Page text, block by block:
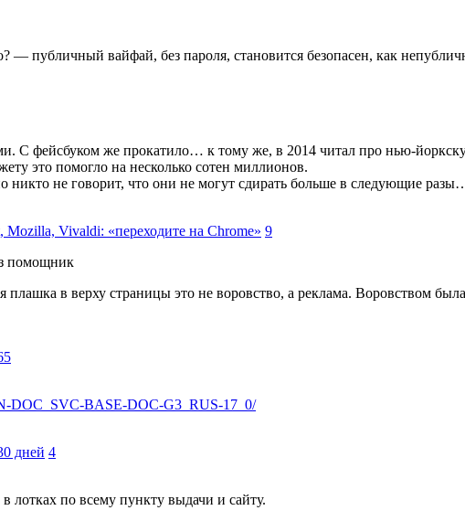
— публичный вайфай, без пароля, становится безопасен, как
С фейсбуком же прокатило… к тому же, в 2014 читал про нью-
это помогло на несколько сотен миллионов.
не говорит, что они не могут сдирать больше в следующие
Mozilla, Vivaldi: «переходите на Chrome» 9
помощник
в верху страницы это не воровство, а реклама. Воровством
DOC_SVC-BASE-DOC-G3_RUS-17_0/
дней 4
лотках по всему пункту выдачи и сайту.